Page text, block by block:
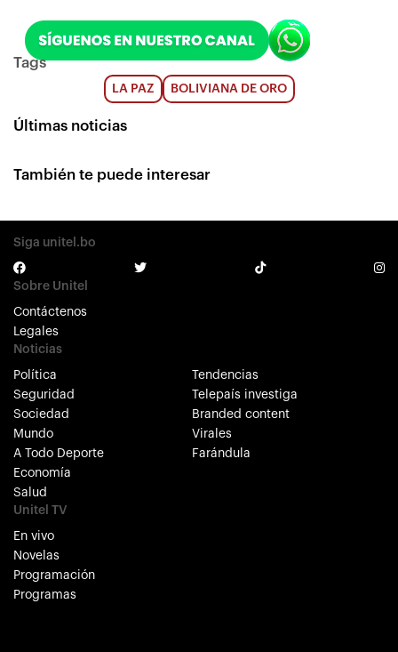
Tags
LA PAZ BOLIVIANA DE ORO
Últimas noticias
También te puede interesar
Siga unitel.bo
Sobre Unitel
Contáctenos
Legales
Noticias
Política
Seguridad
Sociedad
Mundo
A Todo Deporte
Economía
Salud
Tendencias
Telepaís investiga
Branded content
Virales
Farándula
Unitel TV
En vivo
Novelas
Programación
Programas